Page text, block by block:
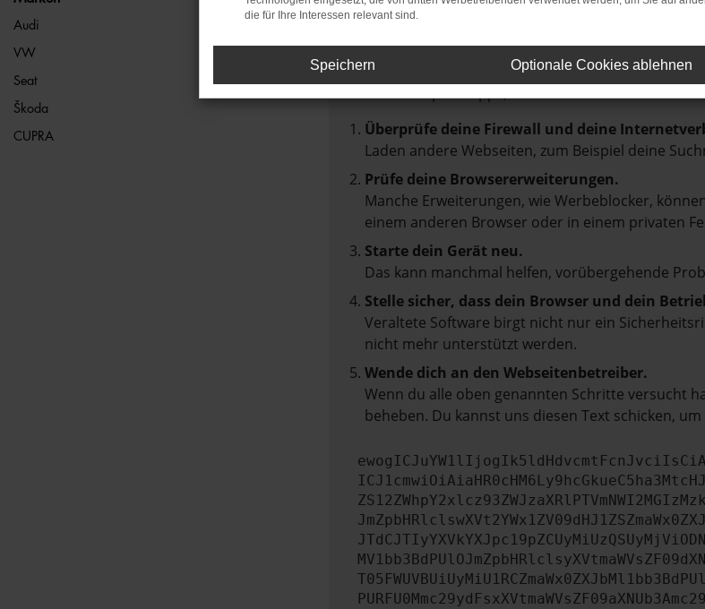
Audi
VW
Seat
Škoda
CUPRA
Beim Laden ist ein Fehler aufgetreten.
Hier sind ein paar Tipps, die dir helfen können:
Überprüfe deine Firewall und deine
Laden andere Webseiten, zum Beispiel deine
Prüfe deine Browsererweiterungen.
Manche Erweiterungen, wie Werbeblocker,
einem anderen Browser oder in einem privaten
Starte dein Gerät neu.
Das kann manchmal helfen, vorübergehende
Stelle sicher, dass dein Browser und dein
Veraltete Software birgt nicht nur ein
nicht mehr unterstützt werden.
Wende dich an den Webseitenbetreiber.
Wenn du alle oben genannten Schritte versucht
beheben. Du kannst uns diesen Text schicken,
die für Ihre Interessen relevant sind.
Speichern Optionale Cookies ablehnen